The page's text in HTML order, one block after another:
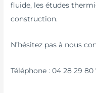
fluide, les études
construction.
N’hésitez pas à nous
Téléphone : 04 28 29 80